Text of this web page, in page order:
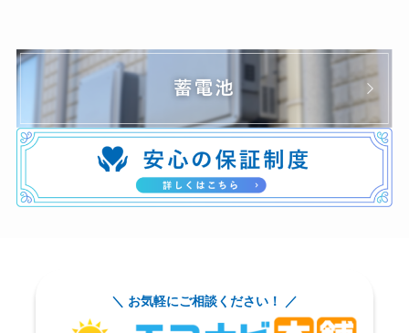
＼ お気軽にご相談ください！ ／